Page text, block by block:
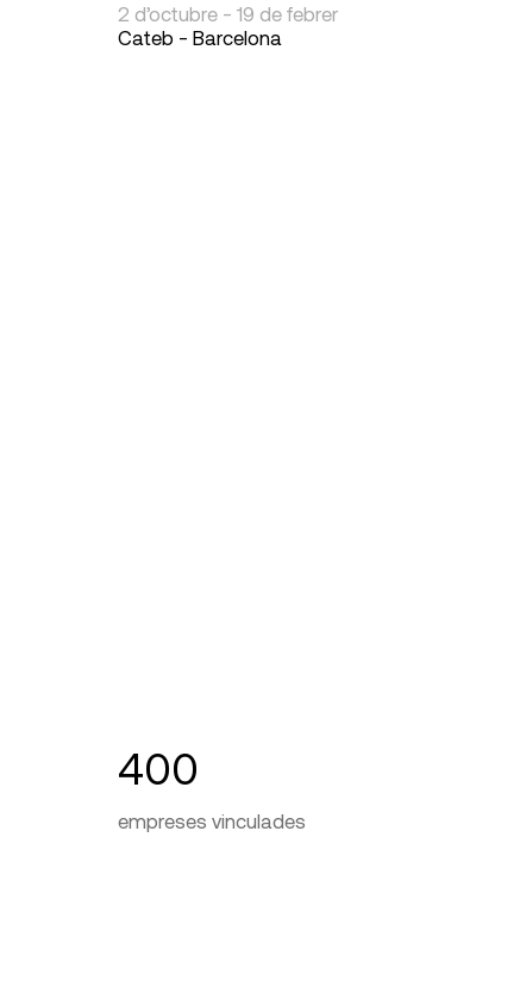
2 d’octubre - 19 de febrer
Cateb - Barcelona
400
empreses vinculades